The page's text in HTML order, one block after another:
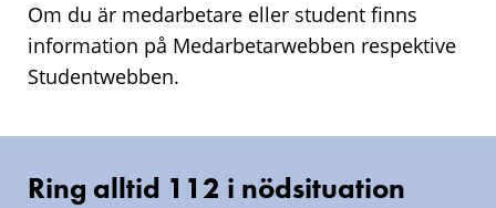
Om du är medarbetare eller student finns
information på Medarbetarwebben respektive
Studentwebben.
Akut
Ring
Ring alltid 112 i nödsituation